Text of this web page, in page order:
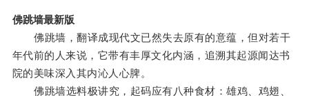
佛跳墙最新版
佛跳墙，翻译成现代文已然失去原有的意蕴，但对若干
年代前的人来说，它带有丰厚文化内涵，追溯其起源闻达书
院的美味深入其内沁人心脾。
佛跳墙选料极讲究，起码应有八种食材：雄鸡、鸡翅、